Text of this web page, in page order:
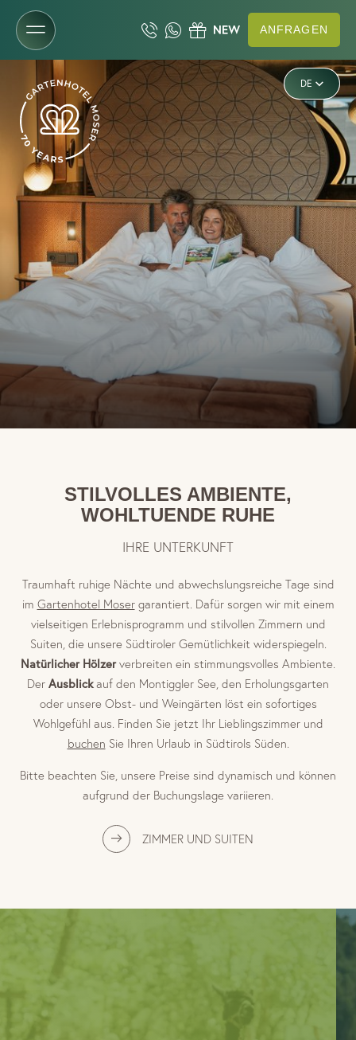
DEIT
EN
ANFRAGEN
Das Gartenhotel
Zimmer & Preise
Ruhe
Zimmer & Suiten
Angebote
Inklusivleistungen
Restplatzbörse
Anfragen
Buchen
Wissenswertes
Storno & Reiseschutz
Europäische Reiseversicherung
Wellness & See
Erlebnis & Aktiv
Wald
STILVOLLES AMBIENTE,
WOHLTUENDE RUHE
IHRE UNTERKUNFT
Traumhaft ruhige Nächte und abwechslungsreiche Tage sind
im Gartenhotel Mosergarantiert. Dafür sorgen wir mit einem
vielseitigen Erlebnisprogramm und stilvollen Zimmern und
Suiten, die unsere Südtiroler Gemütlichkeit widerspiegeln.
Natürlicher Hölzerverbreiten ein stimmungsvolles Ambiente.
Der Ausblickauf den Montiggler See, den Erholungsgarten
oder unsere Obst- und Weingärten löst ein sofortiges
Wohlgefühl aus. Finden Sie jetzt Ihr Lieblingszimmer und
buchen Sie Ihren Urlaub in Südtirols Süden.
Bitte beachten Sie, unsere Preise sind dynamisch und können
aufgrund der Buchungslage variieren.
ZIMMER UND SUITEN